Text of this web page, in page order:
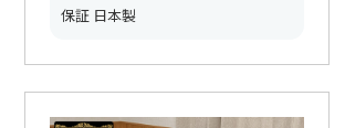
保証 日本製